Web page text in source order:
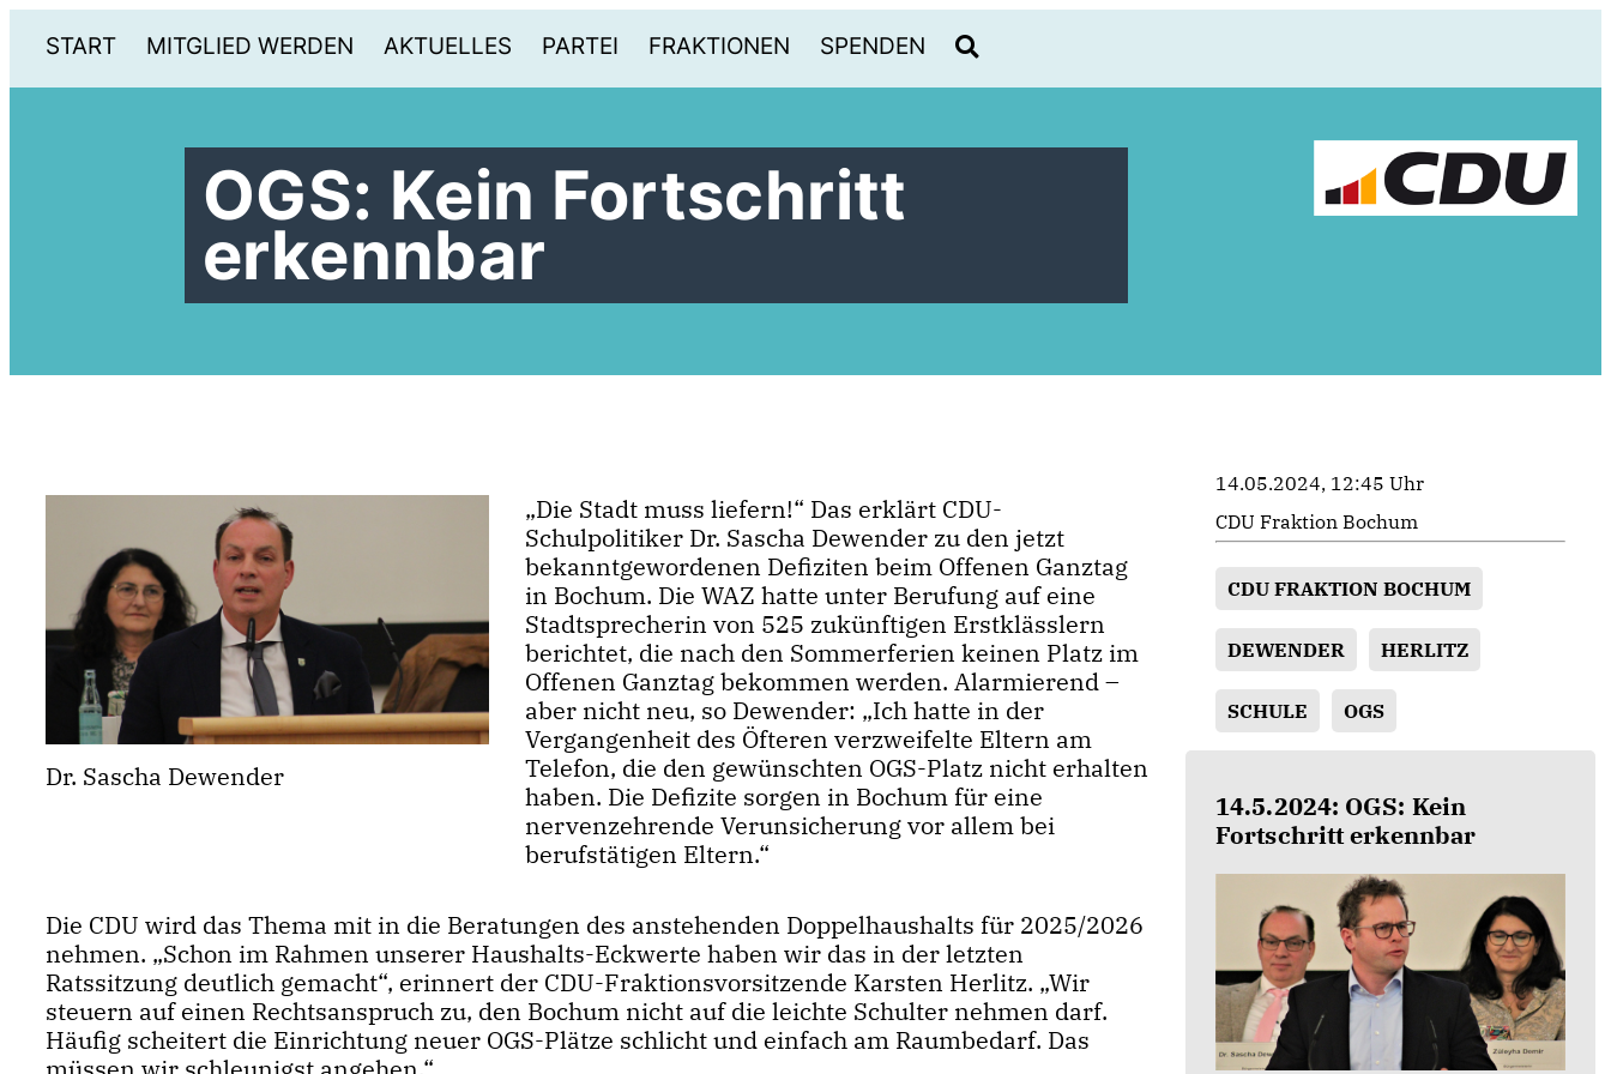
START MITGLIED WERDEN AKTUELLES PARTEI FRAKTIONEN SPENDEN
OGS: Kein Fortschritt
erkennbar
Dr. Sascha Dewender
Die Stadt muss liefern!“ Das erklärt CDU-
Schulpolitiker Dr. Sascha Dewender zu den jetzt
bekanntgewordenen Defiziten beim Offenen Ganztag
in Bochum. Die WAZ hatte unter Berufung auf eine
Stadtsprecherin von 525 zukünftigen Erstklässlern
berichtet, die nach den Sommerferien keinen Platz im
Offenen Ganztag bekommen werden. Alarmierend –
aber nicht neu, so Dewender: „Ich hatte in der
Vergangenheit des Öfteren verzweifelte Eltern am
Telefon, die den gewünschten OGS-Platz nicht erhalten
haben. Die Defizite sorgen in Bochum für eine
nervenzehrende Verunsicherung vor allem bei
berufstätigen Eltern.“
Die CDU wird das Thema mit in die Beratungen des anstehenden Doppelhaushalts für 2025/2026
nehmen. „Schon im Rahmen unserer Haushalts-Eckwerte haben wir das in der letzten
Ratssitzung deutlich gemacht“, erinnert der CDU-Fraktionsvorsitzende Karsten Herlitz. „Wir
steuern auf einen Rechtsanspruch zu, den Bochum nicht auf die leichte Schulter nehmen darf.
Häufig scheitert die Einrichtung neuer OGS-Plätze schlicht und einfach am Raumbedarf. Das
14.05.2024, 12:45 Uhr
CDU Fraktion Bochum
CDU FRAKTION BOCHUM
DEWENDER HERLITZ
SCHULE OGS
14.5.2024: OGS: Kein
Fortschritt erkennbar